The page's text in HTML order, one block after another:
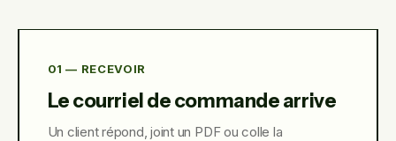
01 — RECEVOIR
Le courriel de commande arrive
Un client répond, joint un PDF ou colle la